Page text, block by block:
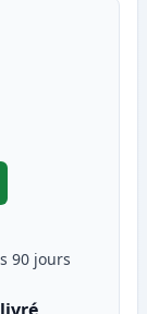
511 cartouche
90 jours